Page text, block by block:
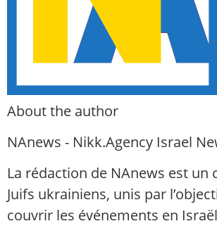
About the author
NAnews - Nikk.Agency Israel
La rédaction de NAnews est un
Juifs ukrainiens, unis par
couvrir les événements en